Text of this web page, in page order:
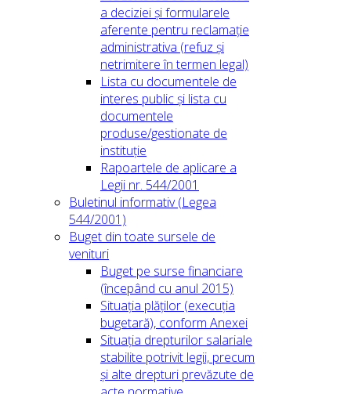
a deciziei și formularele
aferente pentru reclamație
administrativa (refuz și
netrimitere în termen legal)
Lista cu documentele de
interes public și lista cu
documentele
produse/gestionate de
instituție
Rapoartele de aplicare a
Legii nr. 544/2001
Buletinul informativ (Legea
544/2001)
Buget din toate sursele de
venituri
Buget pe surse financiare
(începând cu anul 2015)
Situația plăților (execuția
bugetară), conform Anexei
Situația drepturilor salariale
stabilite potrivit legii, precum
și alte drepturi prevăzute de